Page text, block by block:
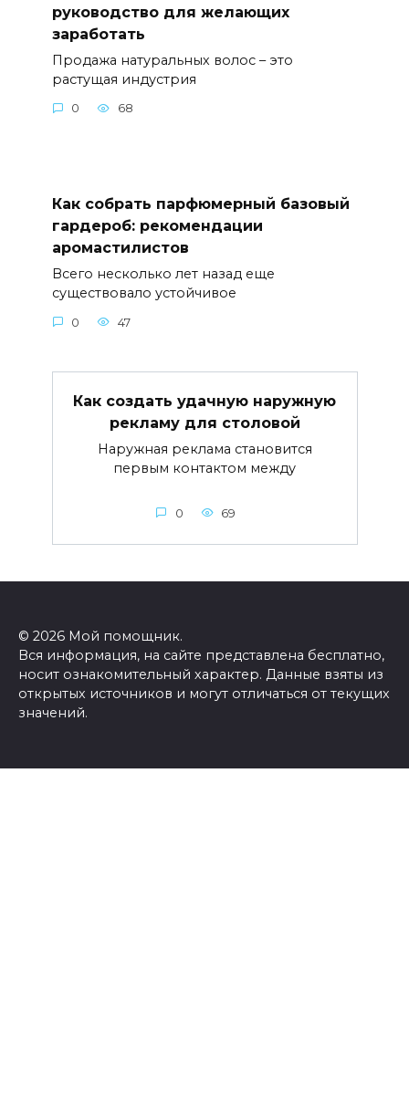
руководство для желающих
заработать
Продажа натуральных волос – это
растущая индустрия
0 68
Как собрать парфюмерный базовый
гардероб: рекомендации
аромастилистов
Всего несколько лет назад еще
существовало устойчивое
0 47
Как создать удачную наружную
рекламу для столовой
Наружная реклама становится
первым контактом между
0 69
© 2026 Мой помощник.
Вся информация, на сайте представлена бесплатно,
носит ознакомительный характер. Данные взяты из
открытых источников и могут отличаться от текущих
значений.